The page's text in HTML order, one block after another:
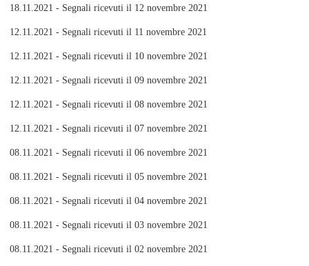
18.11.2021 - Segnali ricevuti il 12 novembre 2021
12.11.2021 - Segnali ricevuti il 11 novembre 2021
12.11.2021 - Segnali ricevuti il 10 novembre 2021
12.11.2021 - Segnali ricevuti il 09 novembre 2021
12.11.2021 - Segnali ricevuti il 08 novembre 2021
12.11.2021 - Segnali ricevuti il 07 novembre 2021
08.11.2021 - Segnali ricevuti il 06 novembre 2021
08.11.2021 - Segnali ricevuti il 05 novembre 2021
08.11.2021 - Segnali ricevuti il 04 novembre 2021
08.11.2021 - Segnali ricevuti il 03 novembre 2021
08.11.2021 - Segnali ricevuti il 02 novembre 2021